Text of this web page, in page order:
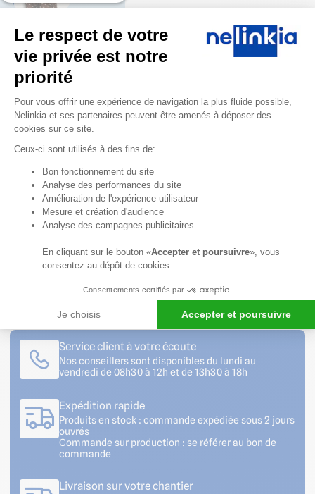
Shirley Collot notre
experte Cuisines
Professionnelles &
Agencement est à
votre écoute du lundi
au vendredi de 8h30 à
12h30 et de 13h30 à
18h.
00
Formulaire
de contact
Professionnels ? Créez
votre compte et
bénéficiez d’avantages
Service client à votre écoute
Nos conseillers sont disponibles du lundi au
vendredi de 08h30 à 12h et de 13h30 à 18h
Expédition rapide
Produits en stock : commande expédiée sous 2 jours
ouvrés
Commande sur production : se référer au bon de
commande
Livraison sur votre chantier
Le respect de votre
vie privée est notre
priorité
Plateforme de Gestion du
Pour vous offrir une expérience de navigation la plus fluide possible,
Nelinkia et ses partenaires peuvent être amenés à déposer des
cookies sur ce site.
Ceux-ci sont utilisés à des fins de:
Bon fonctionnement du site
Analyse des performances du site
Amélioration de l'expérience utilisateur
Mesure et création d'audience
Analyse des campagnes publicitaires
En cliquant sur le bouton «Accepter et poursuivre», vous
consentez au dépôt de cookies.
Consentements certifiés par
Je choisis Accepter et poursuivre
Axeptio consent